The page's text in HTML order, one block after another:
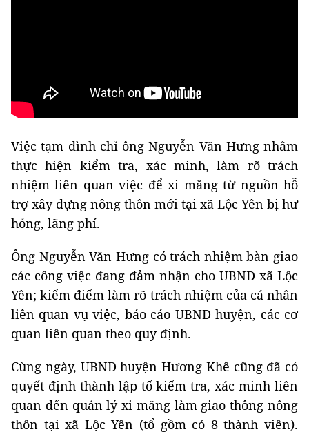
Việc tạm đình chỉ ông Nguyễn Văn Hưng nhằm
thực hiện kiểm tra, xác minh, làm rõ trách
nhiệm liên quan việc để xi măng từ nguồn hỗ
trợ xây dựng nông thôn mới tại xã Lộc Yên bị hư
hỏng, lãng phí.
Ông Nguyễn Văn Hưng có trách nhiệm bàn giao
các công việc đang đảm nhận cho UBND xã Lộc
Yên; kiểm điểm làm rõ trách nhiệm của cá nhân
liên quan vụ việc, báo cáo UBND huyện, các cơ
quan liên quan theo quy định.
Cùng ngày, UBND huyện Hương Khê cũng đã có
quyết định thành lập tổ kiểm tra, xác minh liên
quan đến quản lý xi măng làm giao thông nông
thôn tại xã Lộc Yên (tổ gồm có 8 thành viên).